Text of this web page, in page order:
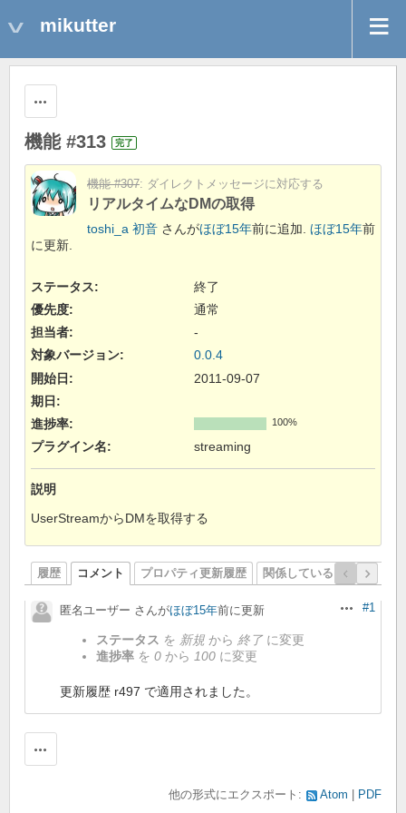
mikutter
機能 #313 完了
機能 #307: ダイレクトメッセージに対応する
リアルタイムなDMの取得
toshi_a 初音 さんがほぼ15年前に追加. ほぼ15年前
に更新.
ステータス:
終了
優先度:
通常
担当者:
-
対象バージョン:
0.0.4
開始日:
2011-09-07
期日:
進捗率:
100%
プラグイン名: streaming
説明
UserStreamからDMを取得する
履歴 コメント プロパティ更新履歴 関係しているリビジョン
操作#1
匿名ユーザー さんがほぼ15年前に更新
ステータス を 新規 から 終了 に変更
進捗率 を 0 から 100 に変更
更新履歴 r497 で適用されました。
他の形式にエクスポート: Atom PDF